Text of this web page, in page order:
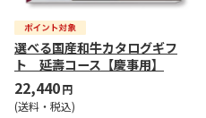
選べる国産和牛カタログギフ
ト 延壽コース【慶事用】
22,440円
(送料・税込)